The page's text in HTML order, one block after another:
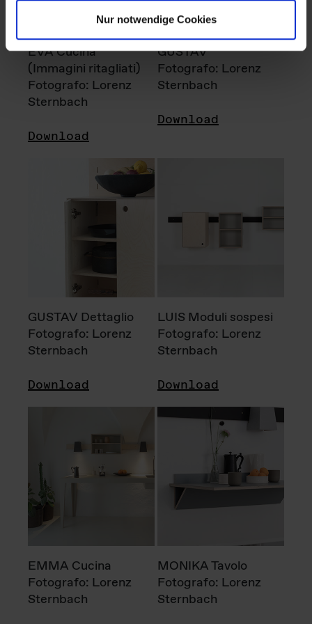
Nur notwendige Cookies
EVA Cucina
(Immagini ritagliati)
Fotografo: Lorenz
Sternbach
Download
GUSTAV
Fotografo: Lorenz
Sternbach
Download
GUSTAV Dettaglio
Fotografo: Lorenz
Sternbach
Download
LUIS Moduli sospesi
Fotografo: Lorenz
Sternbach
Download
EMMA Cucina
Fotografo: Lorenz
Sternbach
MONIKA Tavolo
Fotografo: Lorenz
Sternbach